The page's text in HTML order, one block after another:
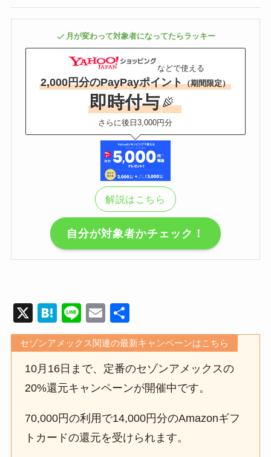
月が変わって対象者になってたらラッキー
などで使える
2,000円分のPayPayポイント（期間限定）
即時付与
さらに後日3,000円分
解説はこちら
自分が対象者かチェック！
X
H
at
e
n
a
Li
n
e
E
m
ail
有
セゾンアメックス関連の最新キャンペーンはこちら
10月16日まで、定番のセゾンアメックスの
20%還元キャンペーンが開催中です。
70,000円の利用で14,000円分のAmazonギフ
トカードの還元を受けられます。